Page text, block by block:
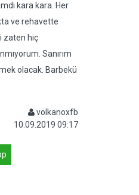
kara kara. Her
ve rehavette
zaten hiç
Sanırım
olacak. Barbekü
volkanoxfb
10.09.2019 09:17